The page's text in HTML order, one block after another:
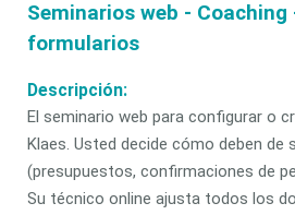
Seminarios web -
formularios
Descripción:
El seminario web para configurar o
Klaes. Usted decide cómo deben de
(presupuestos, confirmaciones de
Su técnico online ajusta todos los